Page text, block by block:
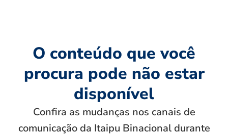
O conteúdo que você
procura pode não estar
disponível
Confira as mudanças nos canais de
comunicação da Itaipu Binacional durante